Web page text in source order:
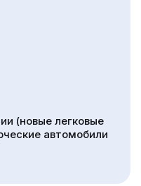
(новые легковые
автомобили